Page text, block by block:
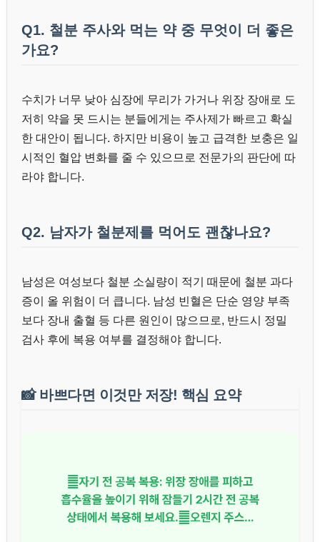
Q1. 철분 주사와 먹는 약 중 무엇이 더 좋은
가요?
수치가 너무 낮아 심장에 무리가 가거나 위장 장애로 도
저히 약을 못 드시는 분들에게는 주사제가 빠르고 확실
한 대안이 됩니다. 하지만 비용이 높고 급격한 보충은 일
시적인 혈압 변화를 줄 수 있으므로 전문가의 판단에 따
라야 합니다.
Q2. 남자가 철분제를 먹어도 괜찮나요?
남성은 여성보다 철분 소실량이 적기 때문에 철분 과다
증이 올 위험이 더 큽니다. 남성 빈혈은 단순 영양 부족
보다 장내 출혈 등 다른 원인이 많으므로, 반드시 정밀
검사 후에 복용 여부를 결정해야 합니다.
📸 바쁘다면 이것만 저장! 핵심 요약